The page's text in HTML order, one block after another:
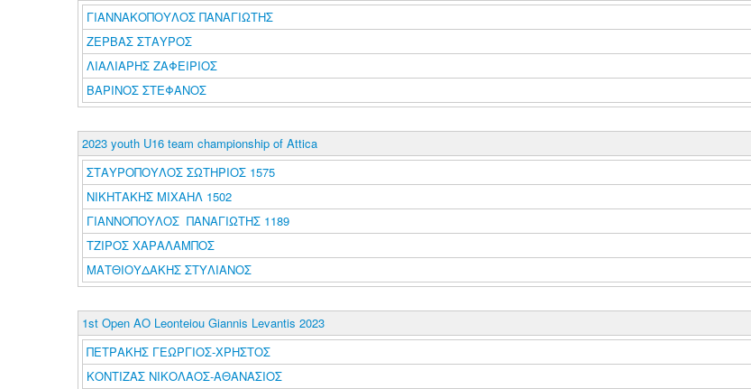
ΓΙΑΝΝΑΚΟΠΟΥΛΟΣ ΠΑΝΑΓΙΩΤΗΣ
ΖΕΡΒΑΣ ΣΤΑΥΡΟΣ
ΛΙΑΛΙΑΡΗΣ ΖΑΦΕΙΡΙΟΣ
ΒΑΡΙΝΟΣ ΣΤΕΦΑΝΟΣ
2023 youth U16 team championship of Attica
ΣΤΑΥΡΟΠΟΥΛΟΣ ΣΩΤΗΡΙΟΣ 1575
ΝΙΚΗΤΑΚΗΣ ΜΙΧΑΗΛ 1502
ΓΙΑΝΝΟΠΟΥΛΟΣ ΠΑΝΑΓΙΩΤΗΣ 1189
ΤΖΙΡΟΣ ΧΑΡΑΛΑΜΠΟΣ
ΜΑΤΘΙΟΥΔΑΚΗΣ ΣΤΥΛΙΑΝΟΣ
1st Open AO Leonteiou Giannis Levantis 2023
ΠΕΤΡΑΚΗΣ ΓΕΩΡΓΙΟΣ-ΧΡΗΣΤΟΣ
ΚΟΝΤΙΖΑΣ ΝΙΚΟΛΑΟΣ-ΑΘΑΝΑΣΙΟΣ